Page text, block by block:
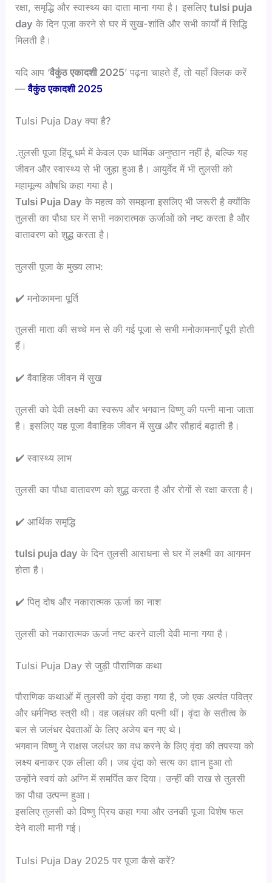
रक्षा, समृद्धि और स्वास्थ्य का दाता माना गया है। इसलिएtulsi puja
day के दिन पूजा करने से घर में सुख-शांति और सभी कार्यों में सिद्धि
मिलती है।
यदि आप ‘वैकुंठ एकादशी 2025’ पढ़ना चाहते हैं, तो यहाँ क्लिक करें
—वैकुंठ एकादशी 2025
Tulsi Puja Day क्या है?
.तुलसी पूजा हिंदू धर्म में केवल एक धार्मिक अनुष्ठान नहीं है, बल्कि यह
जीवन और स्वास्थ्य से भी जुड़ा हुआ है। आयुर्वेद में भी तुलसी को
महामूल्य औषधि कहा गया है।
Tulsi Puja Day के महत्व को समझना इसलिए भी जरूरी है क्योंकि
तुलसी का पौधा घर में सभी नकारात्मक ऊर्जाओं को नष्ट करता है और
वातावरण को शुद्ध करता है।
तुलसी पूजा के मुख्य लाभ:
✔️ मनोकामना पूर्ति
तुलसी माता की सच्चे मन से की गई पूजा से सभी मनोकामनाएँ पूरी होती
हैं।
✔️ वैवाहिक जीवन में सुख
तुलसी को देवी लक्ष्मी का स्वरूप और भगवान विष्णु की पत्नी माना जाता
है। इसलिए यह पूजा वैवाहिक जीवन में सुख और सौहार्द बढ़ाती है।
✔️ स्वास्थ्य लाभ
तुलसी का पौधा वातावरण को शुद्ध करता है और रोगों से रक्षा करता है।
✔️ आर्थिक समृद्धि
tulsi puja day के दिन तुलसी आराधना से घर में लक्ष्मी का आगमन
होता है।
✔️ पितृ दोष और नकारात्मक ऊर्जा का नाश
तुलसी को नकारात्मक ऊर्जा नष्ट करने वाली देवी माना गया है।
Tulsi Puja Day से जुड़ी पौराणिक कथा
पौराणिक कथाओं में तुलसी को वृंदा कहा गया है, जो एक अत्यंत पवित्र
और धर्मनिष्ठ स्त्री थी। वह जलंधर की पत्नी थीं। वृंदा के सतीत्व के
बल से जलंधर देवताओं के लिए अजेय बन गए थे।
भगवान विष्णु ने राक्षस जलंधर का वध करने के लिए वृंदा की तपस्या को
लक्ष्य बनाकर एक लीला की। जब वृंदा को सत्य का ज्ञान हुआ तो
उन्होंने स्वयं को अग्नि में समर्पित कर दिया। उन्हीं की राख से तुलसी
का पौधा उत्पन्न हुआ।
इसलिए तुलसी को विष्णु प्रिय कहा गया और उनकी पूजा विशेष फल
देने वाली मानी गई।
Tulsi Puja Day 2025 पर पूजा कैसे करें?